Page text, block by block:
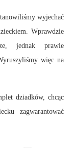
wyjechać
Wprawdzie
jednak prawie
więc na
dziadków, chcąc
zagwarantować